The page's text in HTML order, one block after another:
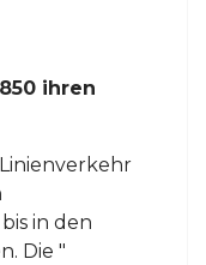
ihren
in den
Die "